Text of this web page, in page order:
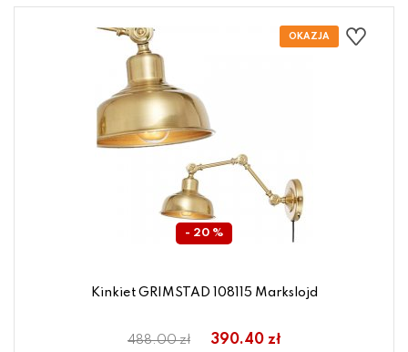
- 20 %
Kinkiet GRIMSTAD 108115 Markslojd
488.00 zł 390.40 zł